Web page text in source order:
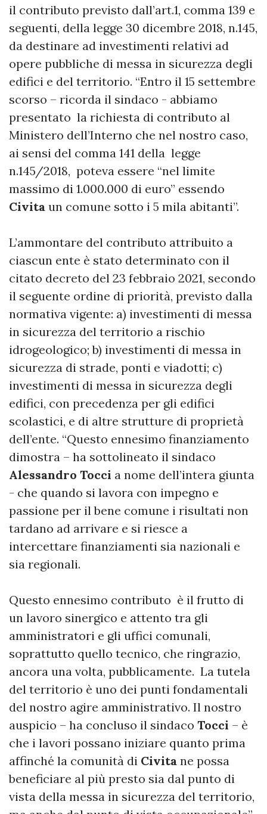
il contributo previsto dall’art.1, comma 139 e
seguenti, della legge 30 dicembre 2018, n.145,
da destinare ad investimenti relativi ad
opere pubbliche di messa in sicurezza degli
edifici e del territorio. “Entro il 15 settembre
scorso – ricorda il sindaco - abbiamo
presentato la richiesta di contributo al
Ministero dell’Interno che nel nostro caso,
ai sensi del comma 141 della legge
n.145/2018, poteva essere “nel limite
massimo di 1.000.000 di euro” essendo
Civita un comune sotto i 5 mila abitanti”.
L’ammontare del contributo attribuito a
ciascun ente è stato determinato con il
citato decreto del 23 febbraio 2021, secondo
il seguente ordine di priorità, previsto dalla
normativa vigente: a) investimenti di messa
in sicurezza del territorio a rischio
idrogeologico; b) investimenti di messa in
sicurezza di strade, ponti e viadotti; c)
investimenti di messa in sicurezza degli
edifici, con precedenza per gli edifici
scolastici, e di altre strutture di proprietà
dell’ente. “Questo ennesimo finanziamento
dimostra – ha sottolineato il sindaco
Alessandro Tocci a nome dell’intera giunta
- che quando si lavora con impegno e
passione per il bene comune i risultati non
tardano ad arrivare e si riesce a
intercettare finanziamenti sia nazionali e
sia regionali.
Questo ennesimo contributo è il frutto di
un lavoro sinergico e attento tra gli
amministratori e gli uffici comunali,
soprattutto quello tecnico, che ringrazio,
ancora una volta, pubblicamente. La tutela
del territorio è uno dei punti fondamentali
del nostro agire amministrativo. Il nostro
auspicio – ha concluso il sindaco Tocci – è
che i lavori possano iniziare quanto prima
affinché la comunità di Civita ne possa
beneficiare al più presto sia dal punto di
vista della messa in sicurezza del territorio,